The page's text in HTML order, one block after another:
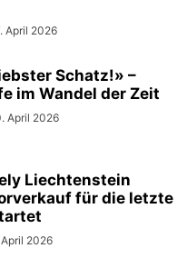
April 2026
Schatz!» –
im Wandel der Zeit
April 2026
Liechtenstein
für die letzte
April 2026